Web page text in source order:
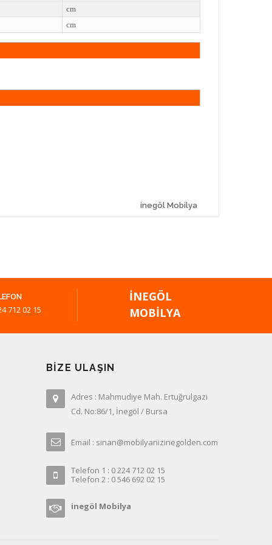
cm
cm
inegöl Mobilya
712 02 15
İNEGÖL
MOBILYA
BIZE ULAŞIN
Adres : Mahmudiye Mah. Ertuğrulgazi
Cd. No:86/1, İnegöl / Bursa
Email : sinan@mobilyanizinegolden.com
Telefon 1 : 0 224 712 02 15
Telefon 2 : 0 546 692 02 15
inegöl Mobilya